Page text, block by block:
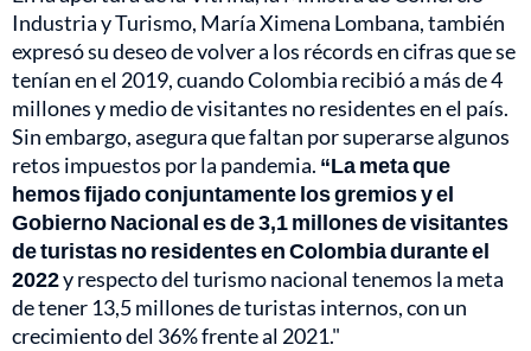
Industria y Turismo, María Ximena Lombana, también
expresó su deseo de volver a los récords en cifras que se
tenían en el 2019, cuando Colombia recibió a más de 4
millones y medio de visitantes no residentes en el país.
Sin embargo, asegura que faltan por superarse algunos
retos impuestos por la pandemia. “La meta que
hemos fijado conjuntamente los gremios y el
Gobierno Nacional es de 3,1 millones de visitantes
de turistas no residentes en Colombia durante el
2022y respecto del turismo nacional tenemos la meta
de tener 13,5 millones de turistas internos, con un
crecimiento del 36% frente al 2021."